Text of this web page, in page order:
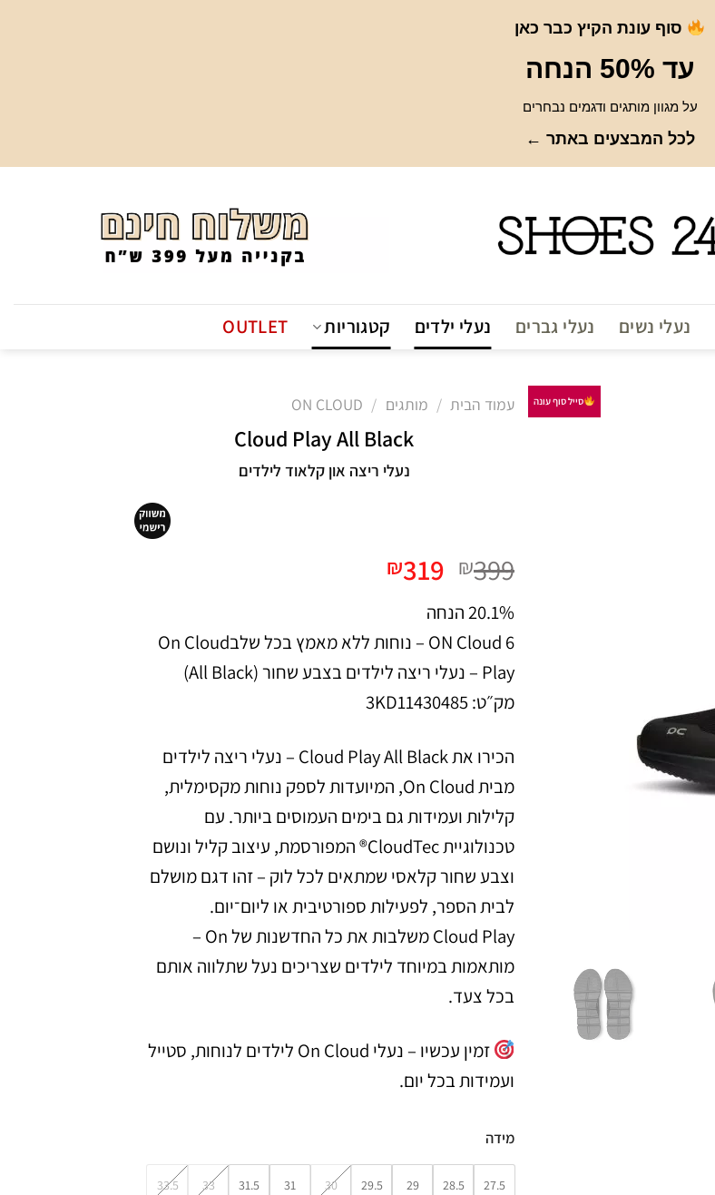
סוף עונת הקיץ כבר כאן
עד 50% הנחה
על מגוון מותגים ודגמים נבחרים
לכל המבצעים באתר ←
נעלי נשים נעלי גברים נעלי ילדים קטגוריות OUTLET
סייל סוף עונה עמוד הבית / מותגים /
ON CLOUD
Cloud Play All Black
נעלי ריצה און קלאוד לילדים
₪399 המחיר
היה:
₪399.
₪319
₪319.
20.1% הנחה
ON Cloud 6 – נוחות ללא מאמץ בכל שלבOn Cloud
Play – נעלי ריצה לילדים בצבע שחור (All Black)
מק״ט: 3KD11430485
הכירו את Cloud Play All Black – נעלי ריצה לילדים
מבית On Cloud, המיועדות לספק נוחות מקסימלית,
קלילות ועמידות גם בימים העמוסים ביותר. עם
טכנולוגיית CloudTec® המפורסמת, עיצוב קליל ונושם
וצבע שחור קלאסי שמתאים לכל לוק – זהו דגם מושלם
לבית הספר, לפעילות ספורטיבית או ליום־יום.
Cloud Play משלבות את כל החדשנות של On –
מותאמות במיוחד לילדים שצריכים נעל שתלווה אותם
בכל צעד.
זמין עכשיו – נעלי On Cloud לילדים לנוחות, סטייל
ועמידות בכל יום.
מידה
27.5
28.5
29
29.5
30
31
31.5
33
33.5